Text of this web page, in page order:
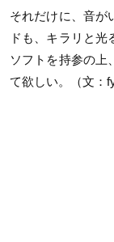
それだけに、音が
ドも、キラリと
ソフトを持参の上
て欲しい。（文：